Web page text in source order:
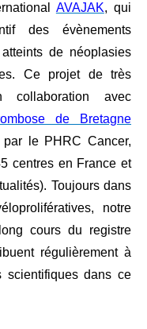
AVAJAK, qui
des évènements
de néoplasies
Ce projet de très
collaboration avec
de Bretagne
le PHRC Cancer,
centres en France et
Toujours dans
notre
cours du registre
régulièrement à
scientifiques dans ce